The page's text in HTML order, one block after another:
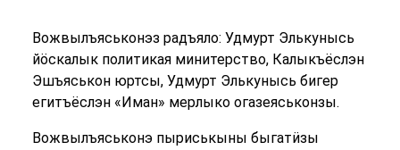
Вожвылъяськонэз радъяло: Удмурт Элькунысь
йӧскалык политикая минитерство, Калыкъёслэн
Эшъяськон юртсы, Удмурт Элькунысь бигер
егитъёслэн «Иман» мерлыко огазеяськонзы.
Вожвылъяськонэ пыриськыны быгатӥзы